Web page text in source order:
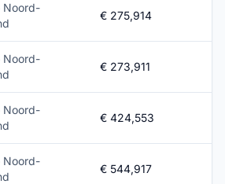
Noord-
€ 275,914
Noord-
€ 273,911
Noord-
€ 424,553
Noord-
€ 544,917